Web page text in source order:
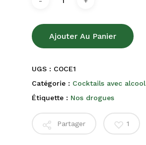
Ajouter Au Panier
UGS : COCE1
Catégorie : Cocktails avec alcool
Étiquette : Nos drogues
Partager 1